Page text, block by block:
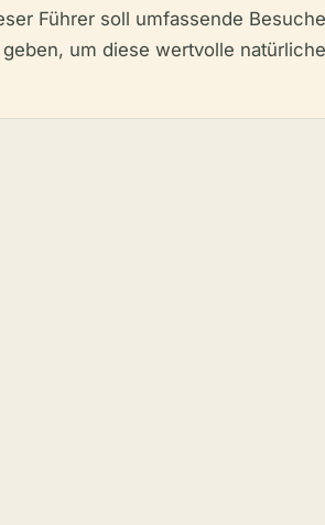
Führer soll umfassende
um diese wertvolle